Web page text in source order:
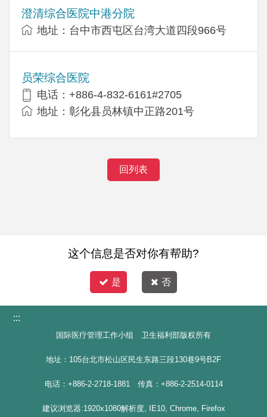
澄清综合医院中港分院
地址：台中市西屯区台湾大道四段966号
员荣综合医院
电话：+886-4-832-6161#2705
地址：彰化县员林镇中正路201号
回列表
这个信息是否对你有帮助?
是 否
:::
国际医疗管理工作小组 卫生福利部版权所有
地址：105台北市松山区民生东路三段130巷9号B2F
电话：+886-2-2718-1881 传真：+886-2-2514-0114
建议浏览器:1920x1080解析度, IE10, Chrome, Firefox